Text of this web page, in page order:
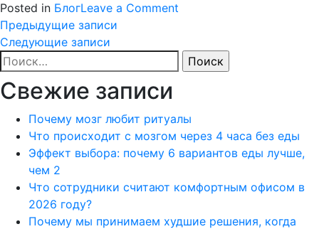
Posted in БлогLeave a Comment
питание
снижает
Навигация
по
записям
Предыдущие записи
Следующие записи
Найти:
Свежие записи
Почему мозг любит ритуалы
Что происходит с мозгом через 4 часа без еды
Эффект выбора: почему 6 вариантов еды лучше,
чем 2
Что сотрудники считают комфортным офисом в
2026 году?
Почему мы принимаем худшие решения, когда